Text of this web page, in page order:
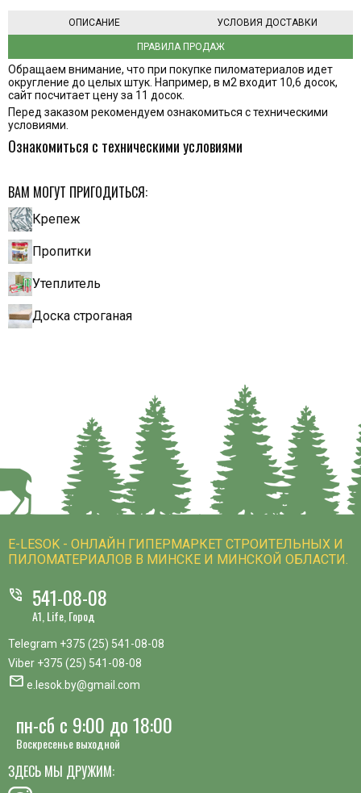
ПРАВИЛА ПРОДАЖ
ОПИСАНИЕ УСЛОВИЯ ДОСТАВКИ
Обращаем внимание, что при покупке пиломатериалов идет
округление до целых штук. Например, в м2 входит 10,6 досок,
сайт посчитает цену за 11 досок.
Перед заказом рекомендуем ознакомиться с техническими
условиями.
Ознакомиться с техническими условиями
ВАМ МОГУТ ПРИГОДИТЬСЯ:
Крепеж
Пропитки
Утеплитель
Доска строганая
E-LESOK - ОНЛАЙН ГИПЕРМАРКЕТ СТРОИТЕЛЬНЫХ И
ПИЛОМАТЕРИАЛОВ В МИНСКЕ И МИНСКОЙ ОБЛАСТИ.
phone_in_talk 541-08-08
A1, Life, Город
Telegram +375 (25) 541-08-08
Viber +375 (25) 541-08-08
mail e.lesok.by@gmail.com
пн-сб с 9:00 до 18:00
Воскресенье выходной
ЗДЕСЬ МЫ ДРУЖИМ: